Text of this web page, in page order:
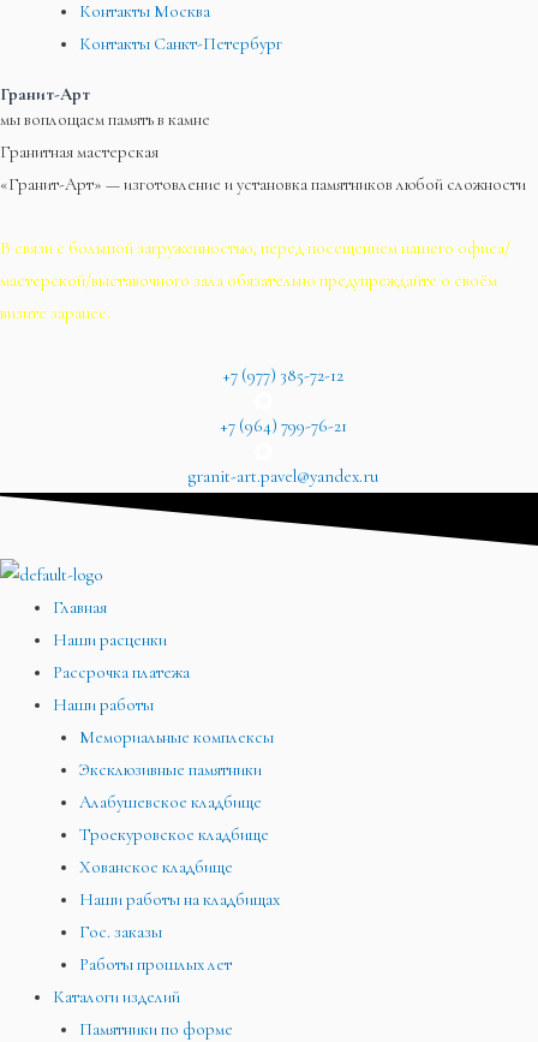
Контакты Москва
Контакты Санкт-Петербург
Гранит-Арт
мы воплощаем память в камне
Гранитная мастерская
«Гранит-Арт» — изготовление и установка памятников любой сложности
В связи с большой загруженностью, перед посещением нашего офиса/
мастерской/выставочного зала обязательно предупреждайте о своём
визите заранее.
+7 (977) 385-72-12
+7 (964) 799-76-21
granit-art.pavel@yandex.ru
Главная
Наши расценки
Рассрочка платежа
Наши работы
Мемориальные комплексы
Эксклюзивные памятники
Алабушевское кладбище
Троекуровское кладбище
Хованское кладбище
Наши работы на кладбищах
Гос. заказы
Работы прошлых лет
Каталоги изделий
Памятники по форме